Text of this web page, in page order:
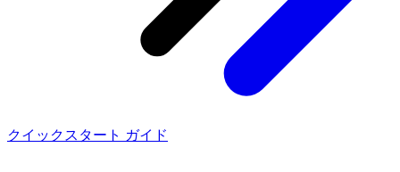
クイックスタート ガイド